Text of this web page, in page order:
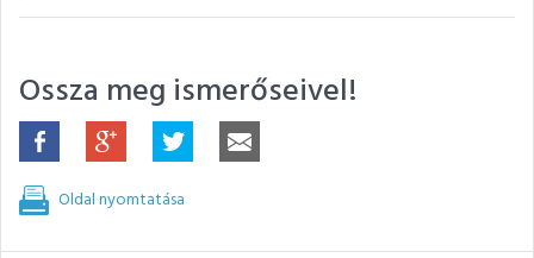
Ossza meg ismerőseivel!
Oldal nyomtatása